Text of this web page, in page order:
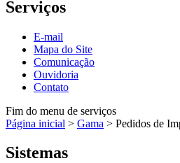
Serviços
E-mail
Mapa do Site
Comunicação
Ouvidoria
Contato
Fim do menu de serviços
Página inicial > Gama > Pedidos de
Sistemas